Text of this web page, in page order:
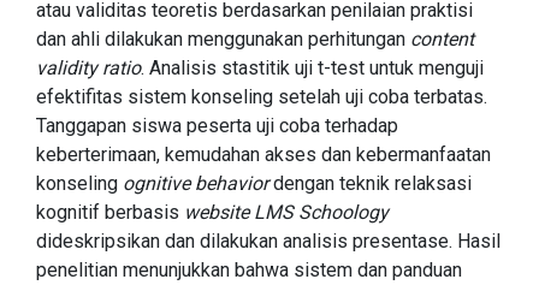
atau validitas teoretis berdasarkan penilaian praktisi
dan ahli dilakukan menggunakan perhitungan content
validity ratio. Analisis stastitik uji t-test untuk menguji
efektifitas sistem konseling setelah uji coba terbatas.
Tanggapan siswa peserta uji coba terhadap
keberterimaan, kemudahan akses dan kebermanfaatan
konseling ognitive behaviordengan teknik relaksasi
kognitif berbasis websiteLMS Schoology
dideskripsikan dan dilakukan analisis presentase. Hasil
penelitian menunjukkan bahwa sistem dan panduan